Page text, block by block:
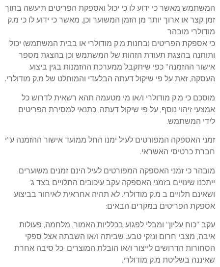
המשתמש מאשר כי ידוע לו כי יכול ואספקת הפריטים תיעשה בתוך
זמן קצר או ארוך יותר מן הזמן המשוער וכן, מאשר כי ידוע לו כי מ.ק
מודולרי מובהר
כי אספקת הפריטים (בחנות מ.ק מודולרי או בבית המשתמש) יכול
ותותנה בהצגת תעודת הזהות של המשתמש וכן בהצגת מספר
אישור ההזמנה” כפי שיתקבל ממערכת ההזמנות בגין ביצוע
העסקה, זאת על פי שיקול דעתה הבלעדי והמוחלט של מ.ק מודולרי.
מוסכם כי מ.ק מודולרי ו/או מי מטעמה תהא רשאית לדרוש כל
אמצעי זיהוי נוסף, על פי שיקול דעתה, כתנאי למסירת הפריטים
לידי המשתמש.
זמני האספקה המפורטים לעיל ימנו החל ממועד אישור ההזמנה ע”י
חברת כרטיסי האשראי.
מובהר כי זמני האספקה המפורטים לעיל הינם זמנים משוערים.
ייתכנו שינויים בזמני האספקה עקב עיכובים התלויים בצד ג’
ושאינם תלויים ב מ.ק מודולרי. לא תהיה אחראית לאיחור בביצוע
אספקת הפריטים במקרים הבאים:
עקב “כוח עליון” ומבלי לפגוע בכלליות האמור, מלחמה, פעולות
איבה, מצבי חרום ונזקי טבע. שביתה ו/או השבתה אצל ספקי
הסחורות הדרושים לייצור ו/או הובלת המוצרים. כל סיבה אחרת
שאיננה בשליטת מ.ק מודולרי.